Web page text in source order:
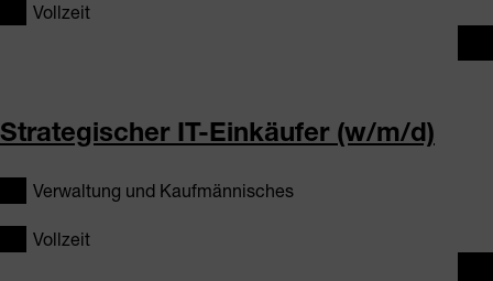
Vollzeit
Strategischer IT-Einkäufer (w/m/d)
Verwaltung und Kaufmännisches
Vollzeit